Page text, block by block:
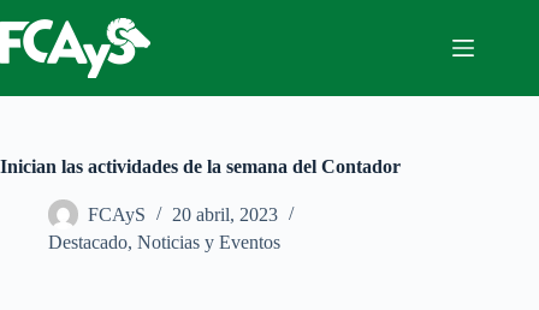
al
contenido
Inician las actividades de la semana del Contador
FCAyS
20 abril, 2023
Destacado, Noticias y Eventos